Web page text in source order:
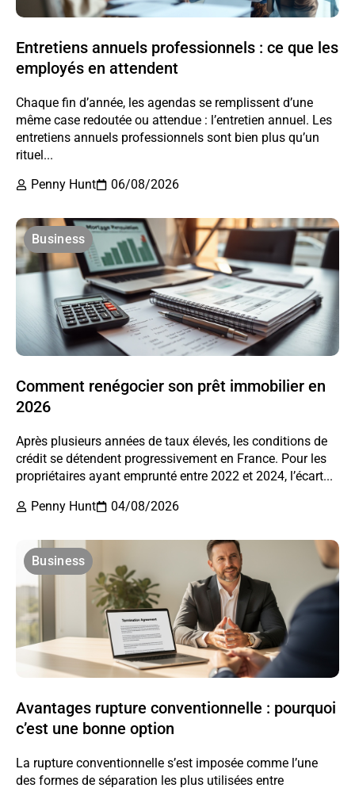
Entretiens annuels professionnels : ce que les
employés en attendent
Chaque fin d’année, les agendas se remplissent d’une
même case redoutée ou attendue : l’entretien annuel. Les
entretiens annuels professionnels sont bien plus qu’un
rituel...
Penny Hunt
06/08/2026
Business
Comment renégocier son prêt immobilier en
2026
Après plusieurs années de taux élevés, les conditions de
crédit se détendent progressivement en France. Pour les
propriétaires ayant emprunté entre 2022 et 2024, l’écart...
Penny Hunt
04/08/2026
Business
Avantages rupture conventionnelle : pourquoi
c’est une bonne option
La rupture conventionnelle s’est imposée comme l’une
des formes de séparation les plus utilisées entre